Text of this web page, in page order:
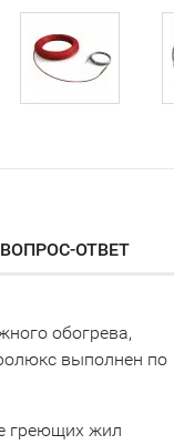
ВОПРОС-ОТВЕТ
обогрева,
выполнен по
греющих жил